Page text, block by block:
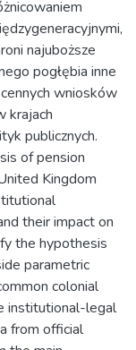
najuboższe
pogłębia inne
wniosków
krajach
publicznych.
of pension
Kingdom
their impact on
the hypothesis
parametric
colonial
institutional-legal
from official